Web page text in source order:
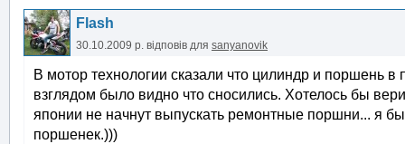
Flash
30.10.2009 р. відповів для sanyanovik
В мотор технологии сказали что цилиндр и поршень
взглядом было видно что сносились. Хотелось бы
японии не начнут выпускать ремонтные поршни... я
поршенек.)))